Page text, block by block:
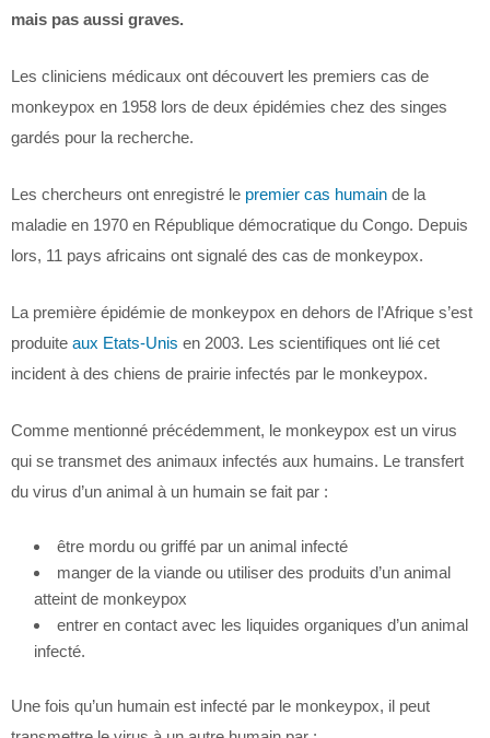
mais pas aussi graves.
Les cliniciens médicaux ont découvert les premiers cas de
monkeypox en 1958 lors de deux épidémies chez des singes
gardés pour la recherche.
Les chercheurs ont enregistré le premier cas humain de la
maladie en 1970 en République démocratique du Congo. Depuis
lors, 11 pays africains ont signalé des cas de monkeypox.
La première épidémie de monkeypox en dehors de l’Afrique s’est
produite aux Etats-Unis en 2003. Les scientifiques ont lié cet
incident à des chiens de prairie infectés par le monkeypox.
Comme mentionné précédemment, le monkeypox est un virus
qui se transmet des animaux infectés aux humains. Le transfert
du virus d’un animal à un humain se fait par :
être mordu ou griffé par un animal infecté
manger de la viande ou utiliser des produits d’un animal
atteint de monkeypox
entrer en contact avec les liquides organiques d’un animal
infecté.
Une fois qu’un humain est infecté par le monkeypox, il peut